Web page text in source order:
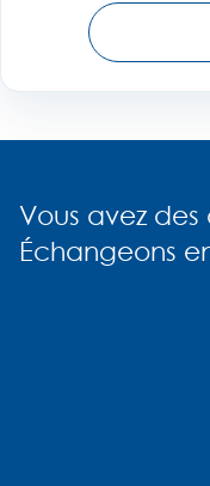
Vous avez des
Échangeons